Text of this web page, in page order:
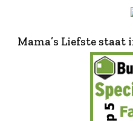
Mama’s Liefste staat